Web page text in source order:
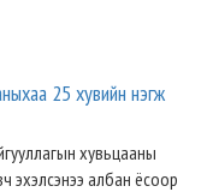
25 хувийн нэгж
хувьцааны
эхэлсэнээ албан ёсоор